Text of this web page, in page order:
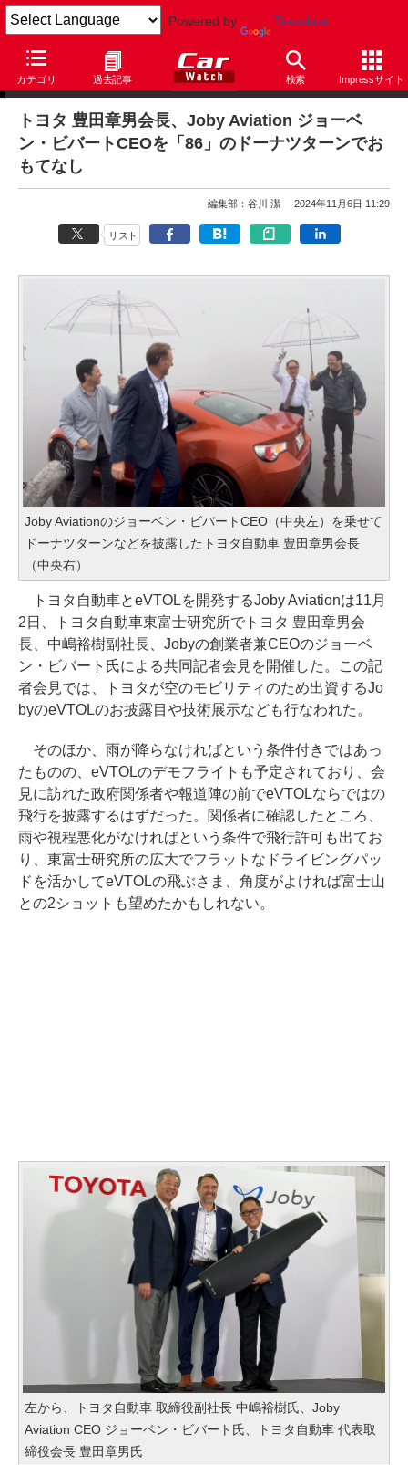
Powered by Translate
カテゴリ 過去記事 検索 Impressサイト
ニュース
トヨタ 豊田章男会長、Joby Aviation ジョーベ
ン・ビバートCEOを「86」のドーナツターンでお
もてなし
編集部：谷川 潔 2024年11月6日 11:29
リスト
Joby Aviationのジョーベン・ビバートCEO（中央左）を乗せて
ドーナツターンなどを披露したトヨタ自動車 豊田章男会長
（中央右）
トヨタ自動車とeVTOLを開発するJoby Aviationは11月
2日、トヨタ自動車東富士研究所でトヨタ 豊田章男会
長、中嶋裕樹副社長、Jobyの創業者兼CEOのジョーベ
ン・ビバート氏による共同記者会見を開催した。この記
者会見では、トヨタが空のモビリティのため出資するJo
byのeVTOLのお披露目や技術展示なども行なわれた。
そのほか、雨が降らなければという条件付きではあっ
たものの、eVTOLのデモフライトも予定されており、会
見に訪れた政府関係者や報道陣の前でeVTOLならではの
飛行を披露するはずだった。関係者に確認したところ、
雨や視程悪化がなければという条件で飛行許可も出てお
り、東富士研究所の広大でフラットなドライビングパッ
ドを活かしてeVTOLの飛ぶさま、角度がよければ富士山
との2ショットも望めたかもしれない。
左から、トヨタ自動車 取締役副社長 中嶋裕樹氏、Joby
Aviation CEO ジョーベン・ビバート氏、トヨタ自動車 代表取
締役会長 豊田章男氏